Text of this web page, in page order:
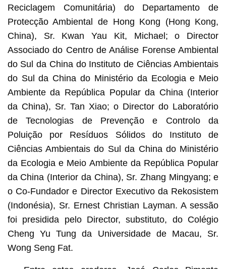
Reciclagem Comunitária) do Departamento de
Protecção Ambiental de Hong Kong (Hong Kong,
China), Sr. Kwan Yau Kit, Michael; o Director
Associado do Centro de Análise Forense Ambiental
do Sul da China do Instituto de Ciências Ambientais
do Sul da China do Ministério da Ecologia e Meio
Ambiente da República Popular da China (Interior
da China), Sr. Tan Xiao; o Director do Laboratório
de Tecnologias de Prevenção e Controlo da
Poluição por Resíduos Sólidos do Instituto de
Ciências Ambientais do Sul da China do Ministério
da Ecologia e Meio Ambiente da República Popular
da China (Interior da China), Sr. Zhang Mingyang; e
o Co-Fundador e Director Executivo da Rekosistem
(Indonésia), Sr. Ernest Christian Layman. A sessão
foi presidida pelo Director, substituto, do Colégio
Cheng Yu Tung da Universidade de Macau, Sr.
Wong Seng Fat.